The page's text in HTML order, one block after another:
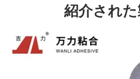
紹介され